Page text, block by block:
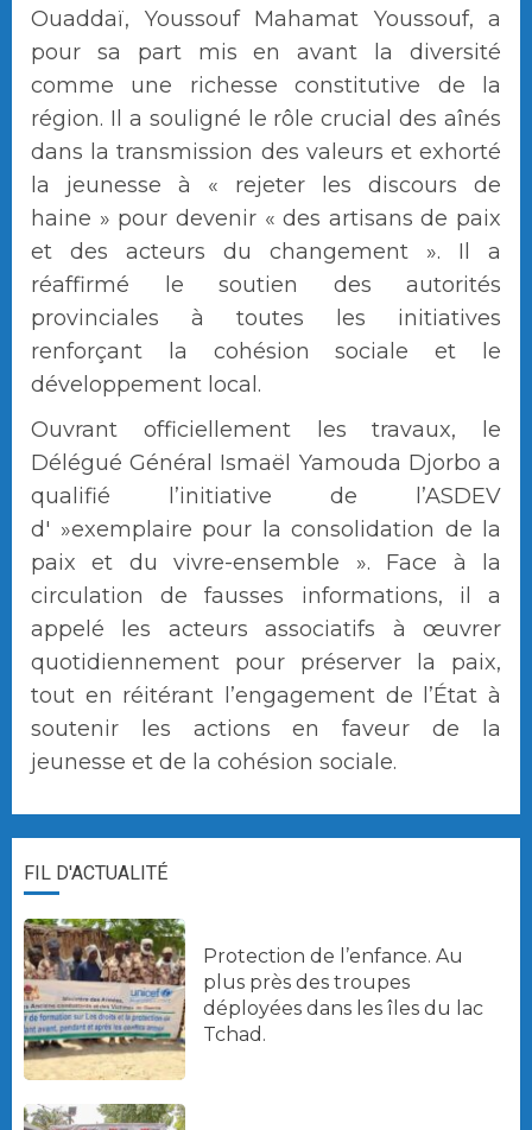
Ouaddaï, Youssouf Mahamat Youssouf, a
pour sa part mis en avant la diversité
comme une richesse constitutive de la
région. Il a souligné le rôle crucial des aînés
dans la transmission des valeurs et exhorté
la jeunesse à « rejeter les discours de
haine » pour devenir « des artisans de paix
et des acteurs du changement ». Il a
réaffirmé le soutien des autorités
provinciales à toutes les initiatives
renforçant la cohésion sociale et le
développement local.
Ouvrant officiellement les travaux, le
Délégué Général Ismaël Yamouda Djorbo a
qualifié l’initiative de l’ASDEV
d' »exemplaire pour la consolidation de la
paix et du vivre-ensemble ». Face à la
circulation de fausses informations, il a
appelé les acteurs associatifs à œuvrer
quotidiennement pour préserver la paix,
tout en réitérant l’engagement de l’État à
soutenir les actions en faveur de la
jeunesse et de la cohésion sociale.
FIL D'ACTUALITÉ
Protection de l’enfance. Au
plus près des troupes
déployées dans les îles du lac
Tchad.